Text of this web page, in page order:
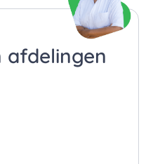
afdelingen